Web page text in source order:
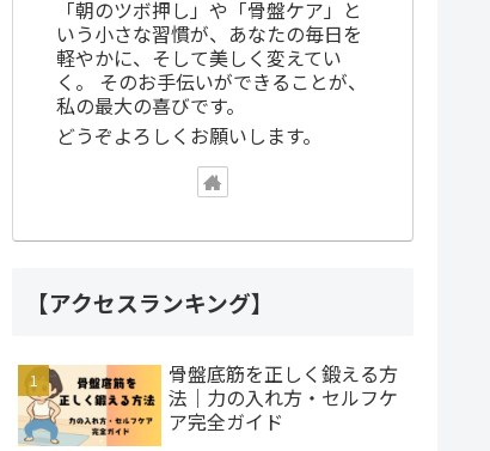
「朝のツボ押し」や「骨盤ケア」と
いう小さな習慣が、あなたの毎日を
軽やかに、そして美しく変えてい
く。 そのお手伝いができることが、
私の最大の喜びです。
どうぞよろしくお願いします。
【アクセスランキング】
骨盤底筋を正しく鍛える方
法｜力の入れ方・セルフケ
ア完全ガイド